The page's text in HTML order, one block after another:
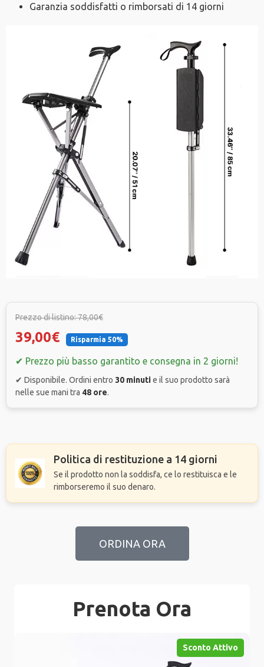
Garanzia soddisfatti o rimborsati di 14 giorni
Prezzo di listino: 78,00€
39,00€ Risparmia 50%
✔ Prezzo più basso garantito e consegna in 2 giorni!
✔ Disponibile. Ordini entro 30 minutie il suo prodotto sarà
nelle sue mani tra 48 ore.
Politica di restituzione a 14 giorni
Se il prodotto non la soddisfa, ce lo restituisca e le
rimborseremo il suo denaro.
ORDINA ORA
Prenota Ora
Sconto Attivo